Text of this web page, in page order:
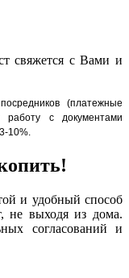
свяжется с Вами и
(платежные
с документами
10%.
и удобный способ
не выходя из дома.
согласований и